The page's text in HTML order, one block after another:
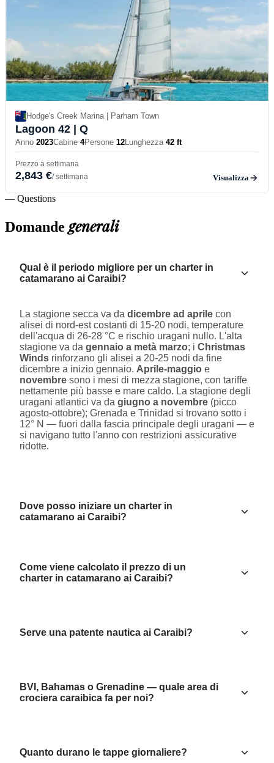
Hodge's Creek Marina | Parham Town
Lagoon 42 | Q
Anno 2023Cabine 4Persone 12Lunghezza 42 ft
Prezzo a settimana
2,843 €/ settimana Visualizza
— Questions
Domandegenerali
Qual è il periodo migliore per un charter in
catamarano ai Caraibi?
La stagione secca va da dicembre ad aprile con
alisei di nord-est costanti di 15-20 nodi, temperature
dell'acqua di 26-28 °C e rischio uragani nullo. L'alta
stagione va da gennaio a metà marzo; i Christmas
Winds rinforzano gli alisei a 20-25 nodi da fine
dicembre a inizio gennaio. Aprile-maggio e
novembre sono i mesi di mezza stagione, con tariffe
nettamente più basse e mare caldo. La stagione degli
uragani atlantici va da giugno a novembre (picco
agosto-ottobre); Grenada e Trinidad si trovano sotto i
12° N — fuori dalla fascia principale degli uragani — e
si navigano tutto l'anno con restrizioni assicurative
ridotte.
Dove posso iniziare un charter in
catamarano ai Caraibi?
Come viene calcolato il prezzo di un
charter in catamarano ai Caraibi?
Serve una patente nautica ai Caraibi?
BVI, Bahamas o Grenadine — quale area di
crociera caraibica fa per noi?
Quanto durano le tappe giornaliere?